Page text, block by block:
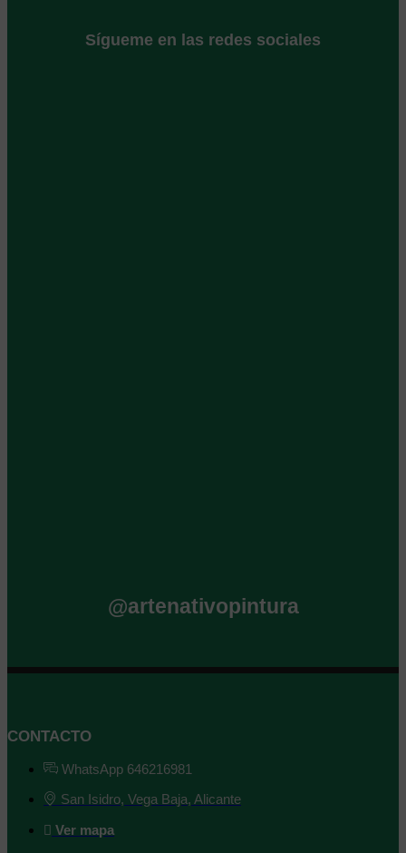
Sígueme en las redes sociales
@artenativopintura
CONTACTO
WhatsApp 646216981
San Isidro, Vega Baja, Alicante
Ver mapa